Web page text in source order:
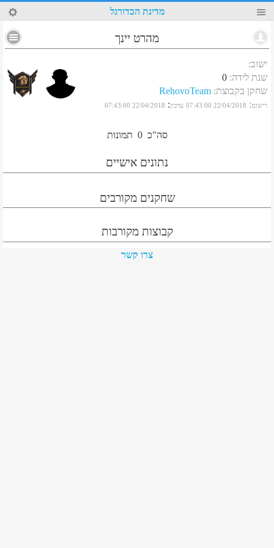
34 מדינת הכדורגל
מהרט יינך
ישוב:
שנת לידה:
0
שחקן בקבוצת:
RehovoTeam
רישום:
22/04/2018 07:43:00 עדכון:
22/04/2018 07:43:00
סה"כ 0 תמונות
נתונים אישיים
שחקנים מקורבים
קבוצות מקורבות
צרו קשר